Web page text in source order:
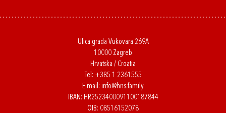
Ulica grada Vukovara 269A
10000 Zagreb
Hrvatska / Croatia
Tel: +385 1 2361555
E-mail: info@hns.family
IBAN: HR2523400091100187844
OIB: 08516152078